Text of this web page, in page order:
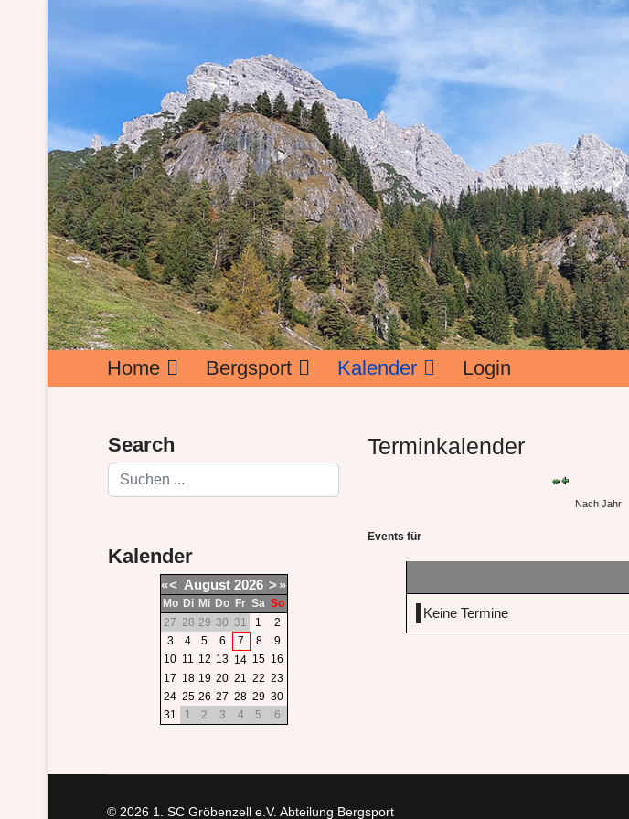
Home Bergsport Kalender Login
Search
Suchen
Kalender
«< August 2026 > »
Mo Di Mi Do Fr Sa So
27 28 29 30 31 1
2
3
4 5 6 7 8
9
10 11 12 13 14 15 16
17 18 19 20 21 22 23
24 25 26 27 28 29 30
31
1 2 3 4 5 6
Terminkalender
Nach Jahr
Events für
Keine Termine
© 2026 1. SC Gröbenzell e.V. Abteilung Bergsport